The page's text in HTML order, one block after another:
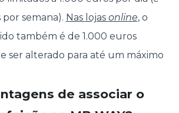
semana). Nas lojas online, o
também é de 1.000 euros
ser alterado para até um máximo
de associar o